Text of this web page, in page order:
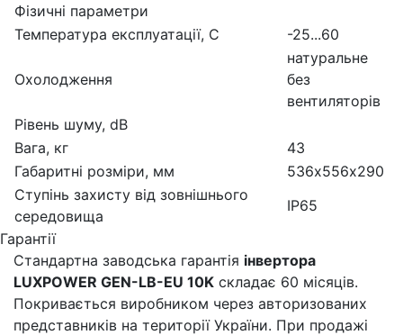
Фізичні параметри
Температура експлуатації, С
-25...60
Охолодження
натуральне
без
вентиляторів
Рівень шуму, dB
Вага, кг
43
Габаритні розміри, мм
536х556х290
Ступінь захисту від зовнішнього
середовища
IP65
Гарантії
Стандартна заводська гарантія інвертора
LUXPOWER GEN-LB-EU 10K складає 60 місяців.
Покривається виробником через авторизованих
представників на території України. При продажі